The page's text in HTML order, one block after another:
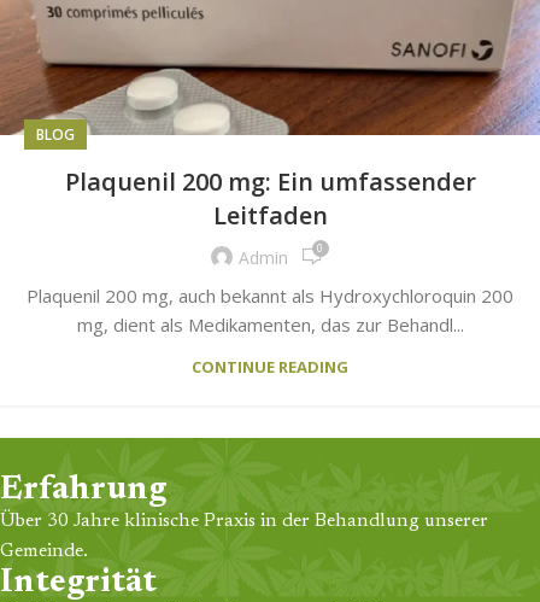
BLOG
Plaquenil 200 mg: Ein umfassender
Leitfaden
Admin 0
Plaquenil 200 mg, auch bekannt als Hydroxychloroquin 200
mg, dient als Medikamenten, das zur Behandl...
CONTINUE READING
Erfahrung
Über 30 Jahre klinische Praxis in der Behandlung unserer
Gemeinde.
Integrität